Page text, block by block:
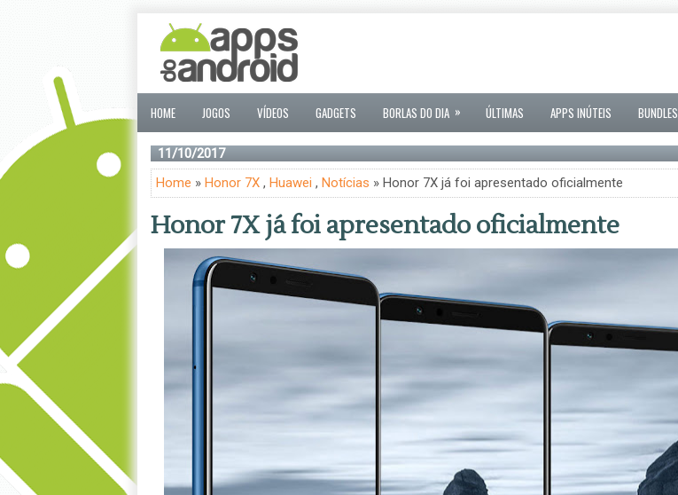
HOME JOGOS VÍDEOS GADGETS BORLAS DO DIA » ÚLTIMAS APPS INÚTEIS BUNDLES
11/10/2017
Home » Honor 7X, Huawei , Notícias » Honor 7X já foi apresentado oficialmente
Honor 7X já foi apresentado oficialmente